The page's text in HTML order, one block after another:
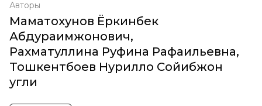
Авторы
Маматохунов Ёркинбек
Абдураимжонович,
Рахматуллина Руфина Рафаильевна,
Тошкентбоев Нурилло Сойибжон
угли